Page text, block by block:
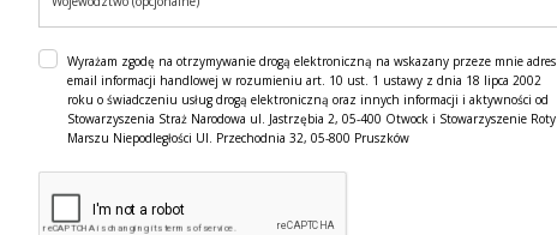
Wyrażam zgodę na otrzymywanie drogą elektroniczną na wskazany przeze mnie adres
email informacji handlowej w rozumieniu art. 10 ust. 1 ustawy z dnia 18 lipca 2002
roku o świadczeniu usług drogą elektroniczną oraz innych informacji i aktywności od
Stowarzyszenia Straż Narodowa ul. Jastrzębia 2, 05-400 Otwock i Stowarzyszenie Roty
Marszu Niepodległości Ul. Przechodnia 32, 05-800 Pruszków